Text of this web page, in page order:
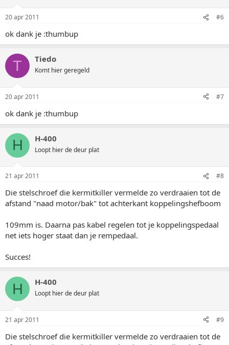
20 apr 2011 #6
ok dank je :thumbup
T Tiedo
Komt hier geregeld
20 apr 2011 #7
ok dank je :thumbup
H H-400
Loopt hier de deur plat
21 apr 2011 #8
Die stelschroef die kermitkiller vermelde zo verdraaien tot de
afstand "naad motor/bak" tot achterkant koppelingshefboom
109mm is. Daarna pas kabel regelen tot je koppelingspedaal
net iets hoger staat dan je rempedaal.
Succes!
H H-400
Loopt hier de deur plat
21 apr 2011 #9
Die stelschroef die kermitkiller vermelde zo verdraaien tot de